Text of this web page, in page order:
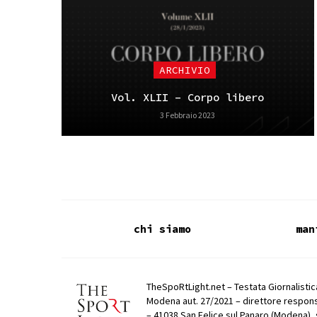
ARCHIVIO
Vol. XLII – Corpo libero
3 Febbraio 2023
chi siamo
TheSpoRtLight.net – Testata
Modena aut. 27/2021 – direttore